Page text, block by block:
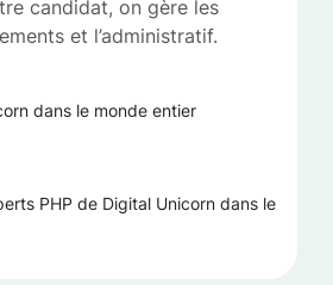
candidat, on gère les
et l’administratif.
dans le monde entier
PHP de Digital Unicorn dans le